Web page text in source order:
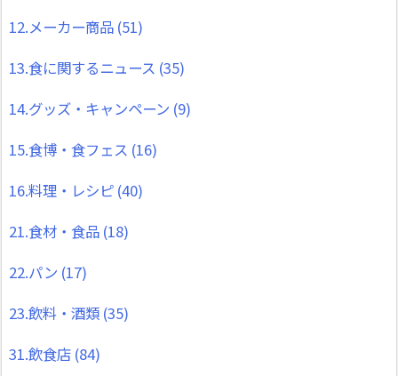
12.メーカー商品 (51)
13.食に関するニュース (35)
14.グッズ・キャンペーン (9)
15.食博・食フェス (16)
16.料理・レシピ (40)
21.食材・食品 (18)
22.パン (17)
23.飲料・酒類 (35)
31.飲食店 (84)